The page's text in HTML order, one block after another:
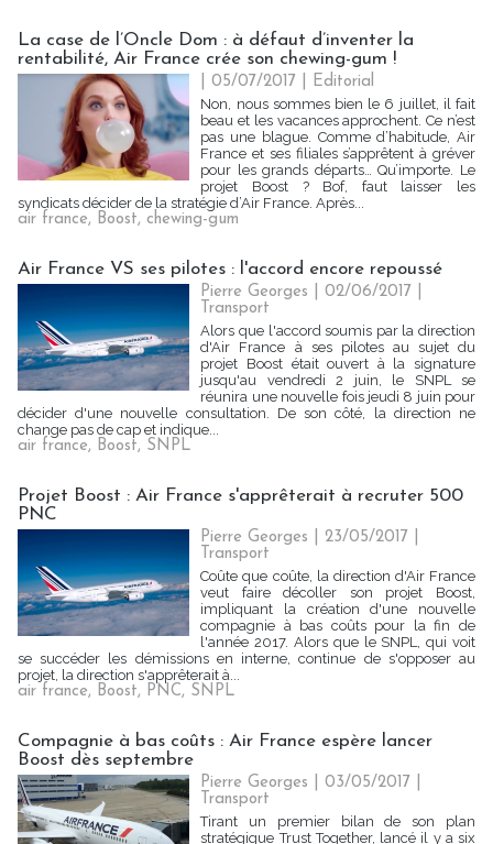
La case de l’Oncle Dom : à défaut d’inventer la
rentabilité, Air France crée son chewing-gum !
| 05/07/2017
Editorial
Non, nous sommes bien le 6 juillet, il fait
beau et les vacances approchent. Ce n’est
pas une blague. Comme d’habitude, Air
France et ses filiales s’apprêtent à gréver
pour les grands départs… Qu’importe. Le
projet Boost ? Bof, faut laisser les
syndicats décider de la stratégie d’Air France. Après...
air france, Boost, chewing-gum
Air France VS ses pilotes : l'accord encore repoussé
Pierre Georges | 02/06/2017
Transport
Alors que l'accord soumis par la direction
d'Air France à ses pilotes au sujet du
projet Boost était ouvert à la signature
jusqu'au vendredi 2 juin, le SNPL se
réunira une nouvelle fois jeudi 8 juin pour
décider d'une nouvelle consultation. De son côté, la direction ne
change pas de cap et indique...
air france, Boost, SNPL
Projet Boost : Air France s'apprêterait à recruter 500
PNC
Pierre Georges | 23/05/2017
Transport
Coûte que coûte, la direction d'Air France
veut faire décoller son projet Boost,
impliquant la création d'une nouvelle
compagnie à bas coûts pour la fin de
l'année 2017. Alors que le SNPL, qui voit
se succéder les démissions en interne, continue de s'opposer au
projet, la direction s'apprêterait à...
air france, Boost, PNC, SNPL
Compagnie à bas coûts : Air France espère lancer
Boost dès septembre
Pierre Georges | 03/05/2017
Transport
Tirant un premier bilan de son plan
stratégique Trust Together, lancé il y a six